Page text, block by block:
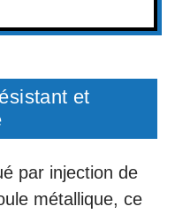
et
par injection de
métallique, ce